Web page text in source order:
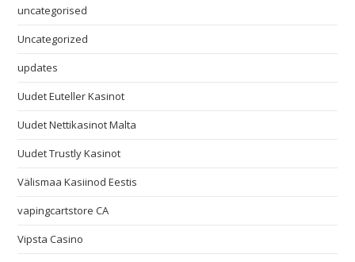
uncategorised
Uncategorized
updates
Uudet Euteller Kasinot
Uudet Nettikasinot Malta
Uudet Trustly Kasinot
Välismaa Kasiinod Eestis
vapingcartstore CA
Vipsta Casino